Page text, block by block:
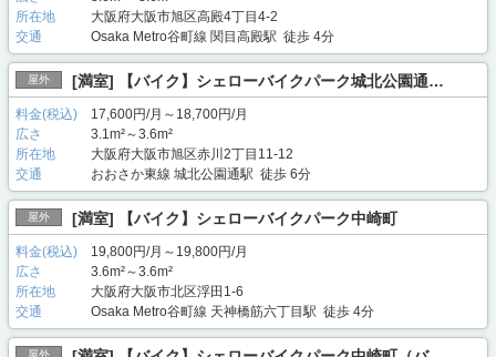
所在地
大阪府大阪市旭区高殿4丁目4-2
交通
Osaka Metro谷町線 関目高殿駅 徒歩 4分
屋外 [満室] 【バイク】シェローバイクパーク城北公園通…
料金(税込)
17,600円/月～18,700円/月
広さ
3.1m²～3.6m²
所在地
大阪府大阪市旭区赤川2丁目11-12
交通
おおさか東線 城北公園通駅 徒歩 6分
屋外 [満室] 【バイク】シェローバイクパーク中崎町
料金(税込)
19,800円/月～19,800円/月
広さ
3.6m²～3.6m²
所在地
大阪府大阪市北区浮田1-6
交通
Osaka Metro谷町線 天神橋筋六丁目駅 徒歩 4分
屋外